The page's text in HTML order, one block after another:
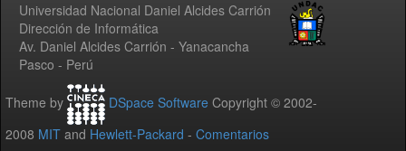
Universidad Nacional Daniel Alcides Carrión
Dirección de Informática
Av. Daniel Alcides Carrión - Yanacancha
Pasco - Perú
Theme by DSpace Software Copyright © 2002-
2008 MIT and Hewlett-Packard - Comentarios